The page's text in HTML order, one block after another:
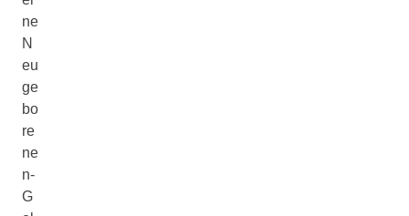
ne
N
eu
ge
bo
re
ne
n-
G